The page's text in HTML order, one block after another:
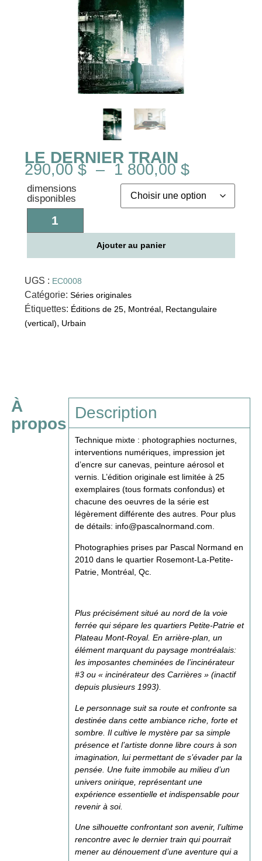
LE DERNIER TRAIN
290,00 $ – 1 800,00 $
dimensions
disponibles
Ajouter au panier
UGS : EC0008
Catégorie: Séries originales
Étiquettes: Éditions de 25, Montréal, Rectangulaire
(vertical), Urbain
À
propos
Description
Technique mixte : photographies nocturnes,
interventions numériques, impression jet
d’encre sur canevas, peinture aérosol et
vernis. L’édition originale est limitée à 25
exemplaires (tous formats confondus) et
chacune des oeuvres de la série est
légèrement différente des autres. Pour plus
de détails: info@pascalnormand.com
Photographies prises par Pascal Normand en
2010 dans le quartier Rosemont-La-Petite-
Patrie, Montréal, Qc.
Plus précisément situé au nord de la voie
ferrée qui sépare les quartiers Petite-Patrie et
Plateau Mont-Royal. En arrière-plan, un
élément marquant du paysage montréalais:
les imposantes cheminées de l’incinérateur
#3 ou « incinérateur des Carrières » (inactif
depuis plusieurs 1993).
Le personnage suit sa route et confronte sa
destinée dans cette ambiance riche, forte et
sombre. Il cultive le mystère par sa simple
présence et l’artiste donne libre cours à son
imagination, lui permettant de s’évader par la
pensée. Une fuite immobile au milieu d’un
univers onirique, représentant une
expérience essentielle et indispensable pour
revenir à soi.
Une silhouette confrontant son avenir, l’ultime
rencontre avec le dernier train qui pourrait
mener au dénouement d’une aventure qui a